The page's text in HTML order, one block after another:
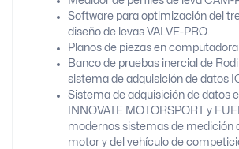
Software para optimización del
diseño de levas VALVE-PRO.
Planos de piezas en computadora
Banco de pruebas inercial de
sistema de adquisición de datos
Sistema de adquisición de datos
INNOVATE MOTORSPORT y
modernos sistemas de medición
motor y del vehículo de